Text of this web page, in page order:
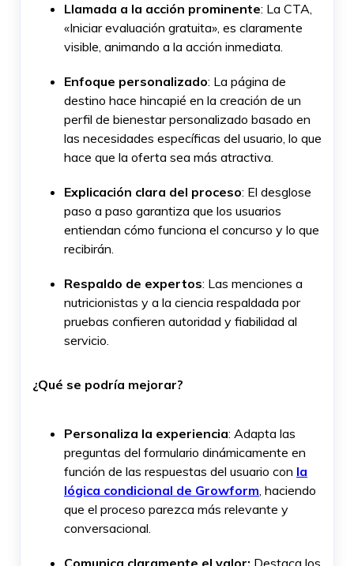
Llamada a la acción prominente: La CTA,
«Iniciar evaluación gratuita», es claramente
visible, animando a la acción inmediata.
Enfoque personalizado: La página de
destino hace hincapié en la creación de un
perfil de bienestar personalizado basado en
las necesidades específicas del usuario, lo que
hace que la oferta sea más atractiva.
Explicación clara del proceso: El desglose
paso a paso garantiza que los usuarios
entiendan cómo funciona el concurso y lo que
recibirán.
Respaldo de expertos: Las menciones a
nutricionistas y a la ciencia respaldada por
pruebas confieren autoridad y fiabilidad al
servicio.
¿Qué se podría mejorar?
Personaliza la experiencia: Adapta las
preguntas del formulario dinámicamente en
función de las respuestas del usuario con la
lógica condicional de Growform, haciendo
que el proceso parezca más relevante y
conversacional.